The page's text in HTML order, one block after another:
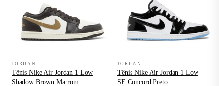
JORDAN
Tênis Nike Air Jordan 1 Low
Shadow Brown Marrom
JORDAN
Tênis Nike Air Jordan 1 Low
SE Concord Preto